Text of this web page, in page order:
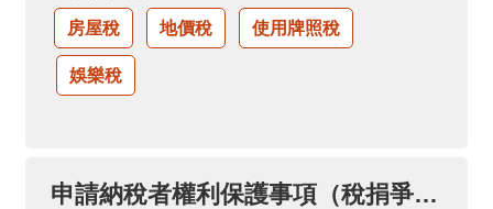
房屋稅 地價稅 使用牌照稅
娛樂稅
申請納稅者權利保護事項（稅捐爭議溝通協調案件）